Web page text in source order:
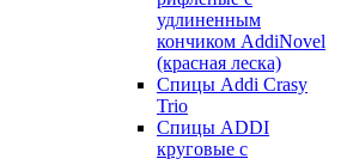
удлиненным
кончиком AddiNovel
(красная леска)
Спицы Addi Crasy
Trio
Спицы ADDI
круговые с